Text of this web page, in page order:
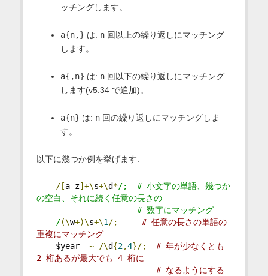
ッチングします。
a{n,} は: n回以上の繰り返しにマッチング
します。
a{,n} は: n回以下の繰り返しにマッチング
します(v5.34 で追加)。
a{n} は: n回の繰り返しにマッチングしま
す。
以下に幾つか例を挙げます:
/[a-z]+\s+\d*/;  # 小文字の単語、幾つか
の空白、それに続く任意の長さの
# 数字にマッチング
/(\w+)\s+\1 /;
# 任意の長さの単語の
重複にマッチング
$year =~ /\d{2,4}/;
# 年が少なくとも
2 桁あるが最大でも 4 桁に
# なるようにする